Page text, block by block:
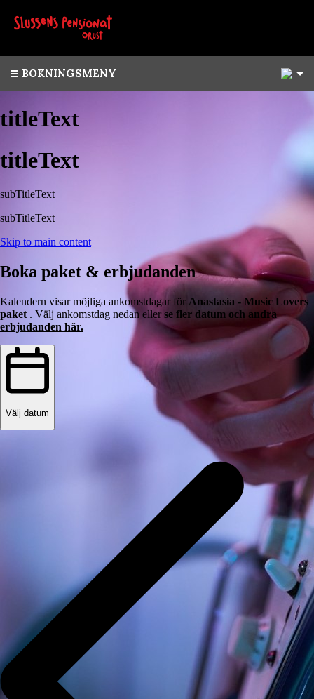
BOKNINGSMENY
titleText
titleText
subTitleText
subTitleText
Skip to main content
Boka paket & erbjudanden
Kalendern visar möjliga ankomstdagar för Anastasía - Music Lovers
paket . Välj ankomstdag nedan eller se fler datum och andra
erbjudanden här.
Välj datum